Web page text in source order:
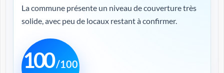
La commune présente un niveau de couverture très
solide, avec peu de locaux restant à confirmer.
100/100